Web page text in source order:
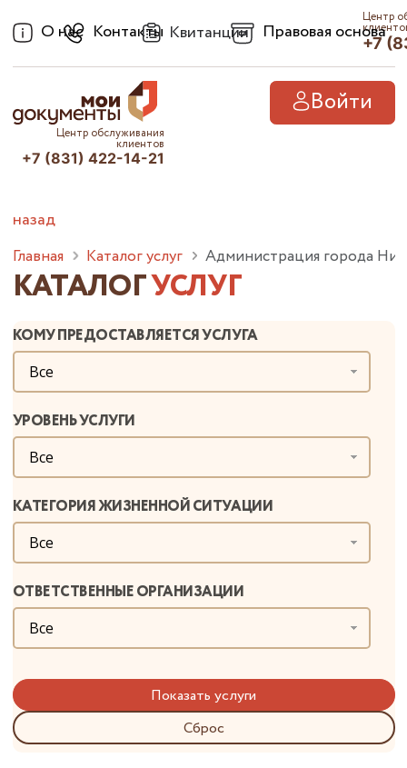
О нас Контакты Квитанции Правовая основа
Центр
+7
Войти
Центр обслуживания
клиентов
+7 (831) 422-14-21
назад
Главная Каталог услуг Администрация города
КАТАЛОГУСЛУГ
КОМУ ПРЕДОСТАВЛЯЕТСЯ УСЛУГА
Все
УРОВЕНЬ УСЛУГИ
Все
КАТЕГОРИЯ ЖИЗНЕННОЙ СИТУАЦИИ
Все
ОТВЕТСТВЕННЫЕ ОРГАНИЗАЦИИ
Все
Сброс